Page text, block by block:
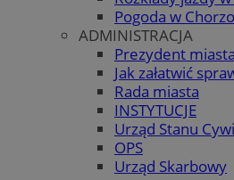
Pogoda w
ADMINISTRACJA
Prezydent miasta
Jak załatwić
Rada miasta
INSTYTUCJE
Urząd Stanu
OPS
Urząd Skarbowy